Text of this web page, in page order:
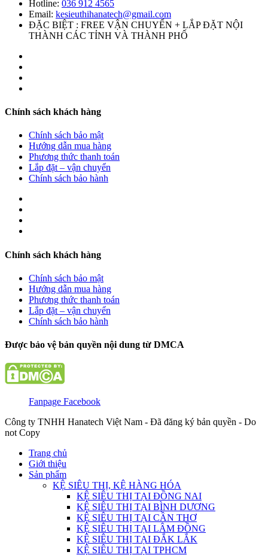
Hotline: 036 912 4565
Email: kesieuthihanatech@gmail.com
ĐẶC BIỆT : FREE VẬN CHUYỂN + LẮP ĐẶT NỘI
THÀNH CÁC TỈNH VÀ THÀNH PHỐ
Chính sách khách hàng
Chính sách bảo mật
Hướng dẫn mua hàng
Phương thức thanh toán
Lắp đặt – vận chuyển
Chính sách bảo hành
Chính sách khách hàng
Chính sách bảo mật
Hướng dẫn mua hàng
Phương thức thanh toán
Lắp đặt – vận chuyển
Chính sách bảo hành
Được bảo vệ bản quyền nội dung từ DMCA
Fanpage Facebook
Công ty TNHH Hanatech Việt Nam - Đã đăng ký bản quyền - Do
not Copy
Trang chủ
Giới thiệu
Sản phẩm
KỆ SIÊU THỊ, KỆ HÀNG HÓA
KỆ SIÊU THỊ TẠI ĐỒNG NAI
KỆ SIÊU THỊ TẠI BÌNH DƯƠNG
KỆ SIÊU THỊ TẠI CẦN THƠ
KỆ SIÊU THỊ TẠI LÂM ĐỒNG
KỆ SIÊU THỊ TẠI ĐẮK LẮK
KỆ SIÊU THỊ TẠI TPHCM